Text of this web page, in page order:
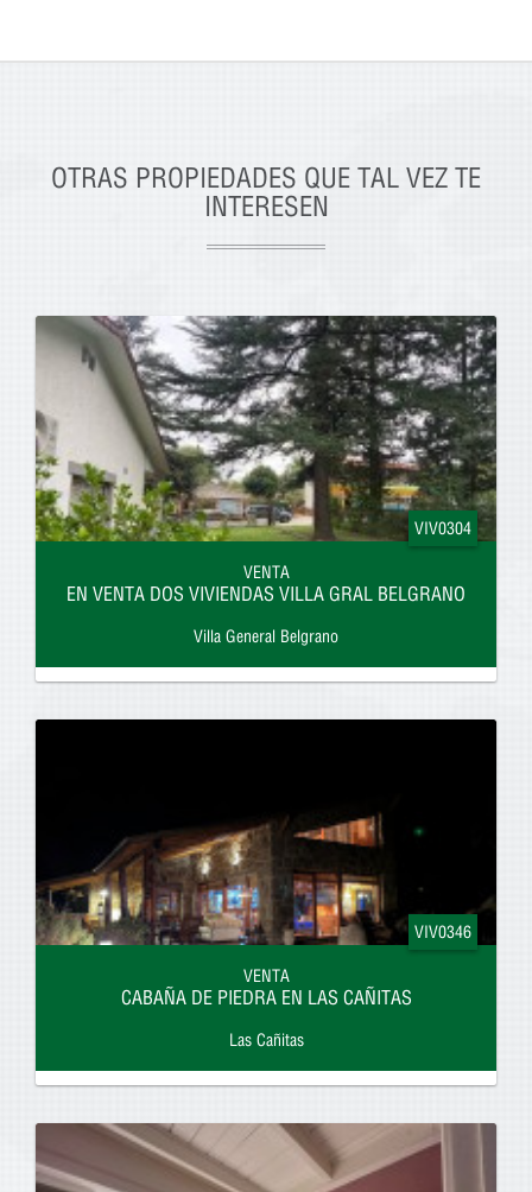
OTRAS PROPIEDADES QUE TAL VEZ TE
INTERESEN
VIV0304
VENTA
EN VENTA DOS VIVIENDAS VILLA GRAL BELGRANO
Villa General Belgrano
VIV0346
VENTA
CABAÑA DE PIEDRA EN LAS CAÑITAS
Las Cañitas